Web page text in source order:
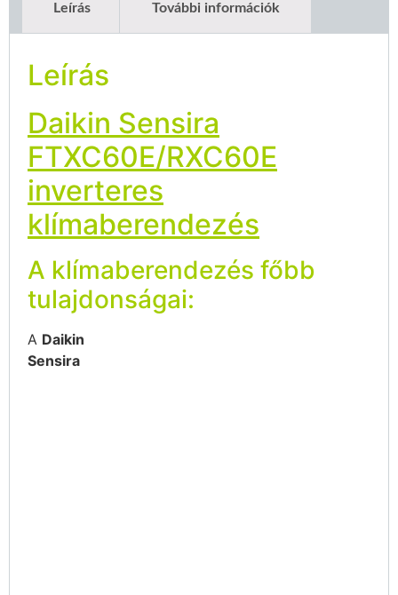
Leírás További információk
Leírás
Daikin Sensira
FTXC60E/RXC60E
inverteres
klímaberendezés
A klímaberendezés főbb
tulajdonságai:
A Daikin
Sensira